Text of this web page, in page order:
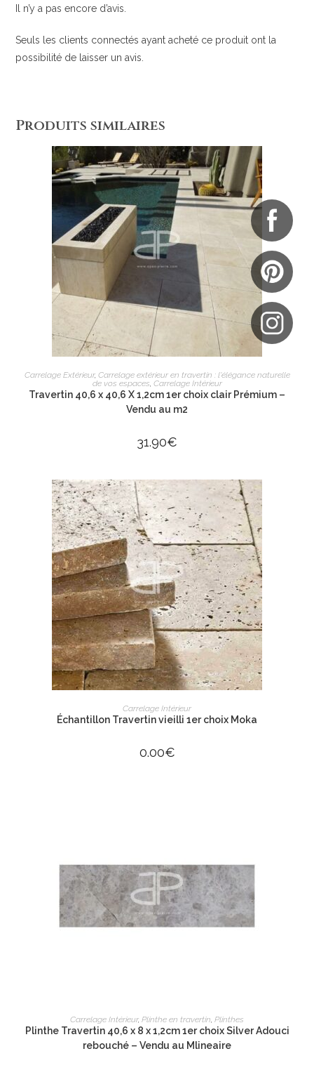
Il n’y a pas encore d’avis.
Seuls les clients connectés ayant acheté ce produit ont la
possibilité de laisser un avis.
Produits similaires
AJOUTER AU PANIER
Carrelage Extérieur, Carrelage extérieur en travertin : l'élégance naturelle
de vos espaces, Carrelage Intérieur
Travertin 40,6 x 40,6 X 1,2cm 1er choix clair Prémium –
Vendu au m2
31.90€
AJOUTER AU PANIER
Carrelage Intérieur
Échantillon Travertin vieilli 1er choix Moka
0.00€
AJOUTER AU PANIER
Carrelage Intérieur, Plinthe en travertin, Plinthes
Plinthe Travertin 40,6 x 8 x 1,2cm 1er choix Silver Adouci
rebouché – Vendu au Mlineaire